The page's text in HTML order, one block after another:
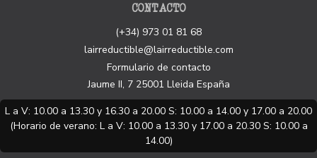
CONTACTO
(+34) 973 01 81 68
lairreductible@lairreductible.com
Formulario de contacto
Jaume II, 7 25001 Lleida España
L a V: 10.00 a 13.30 y 16.30 a 20.00 S: 10.00 a 14.00 y 17.00 a 20.00
(Horario de verano: L a V: 10.00 a 13.30 y 17.00 a 20.30 S: 10.00 a
14.00)